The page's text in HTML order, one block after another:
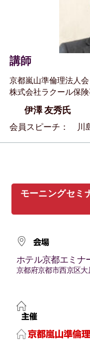
講師
京都嵐山準倫理法人
株式会社ラクール保
伊澤 友秀氏
会員スピーチ： 川
モーニングセミ
会場
ホテル京都エミナ
京都府京都市西京区
主催
京都嵐山準倫